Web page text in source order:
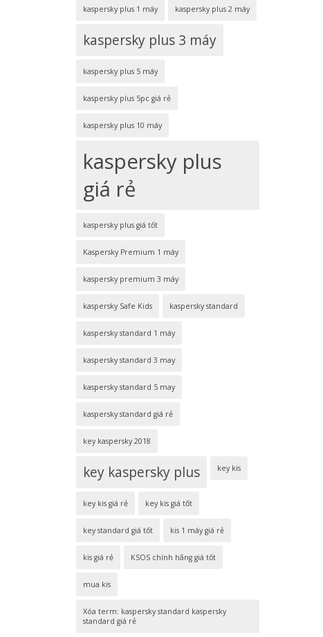
kaspersky plus 1 máy kaspersky plus 2 máy
kaspersky plus 3 máy
kaspersky plus 5 máy
kaspersky plus 5pc giá rẻ
kaspersky plus 10 máy
kaspersky plus
giá rẻ
kaspersky plus giá tốt
Kaspersky Premium 1 máy
kaspersky premium 3 máy
kaspersky Safe Kids kaspersky standard
kaspersky standard 1 máy
kaspersky standard 3 may
kaspersky standard 5 may
kaspersky standard giá rẻ
key kaspersky 2018
key kaspersky plus key kis
key kis giá rẻ key kis giá tốt
key standard giá tốt kis 1 máy giá rẻ
kis giá rẻ KSOS chính hãng giá tốt
mua kis
Xóa term: kaspersky standard kaspersky
standard giá rẻ